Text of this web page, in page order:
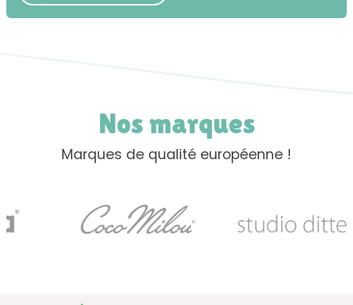
Nos marques
Marques de qualité européenne !